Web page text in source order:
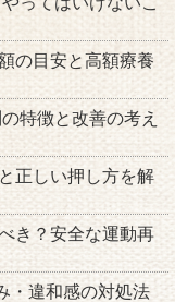
の目安と高額療養
特徴と改善の考え
正しい押し方を解
き？安全な運動再
・違和感の対処法